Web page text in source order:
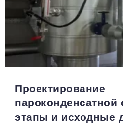
Проектирование
пароконденсатной
этапы и исходные